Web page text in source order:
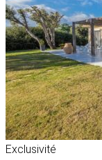
Exclusivité